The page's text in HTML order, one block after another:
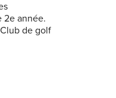
2e année.
de golf